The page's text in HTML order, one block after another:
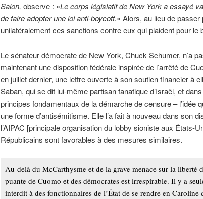
Salon, observe : «Le corps législatif de New York a essayé
de faire adopter une loi anti-boycott.» Alors, au lieu de
unilatéralement ces sanctions contre eux qui plaident pour le
Le sénateur démocrate de New York, Chuck Schumer, n’a
maintenant une disposition fédérale inspirée de l’arrêté de
en juillet dernier, une lettre ouverte à son soutien financier à
Saban, qui se dit lui-même partisan fanatique d’Israël, et
principes fondamentaux de la démarche de censure – l’idée
une forme d’antisémitisme. Elle l’a fait à nouveau dans son
l’AIPAC [principale organisation du lobby sioniste aux États-
Républicains sont favorables à des mesures similaires.
Au-delà du McCarthysme et de la grave menace sur la liberté
puante de Cuomo et des démocrates est irrespirable. Il y a
interdit à des fonctionnaires de l’État de se rendre en